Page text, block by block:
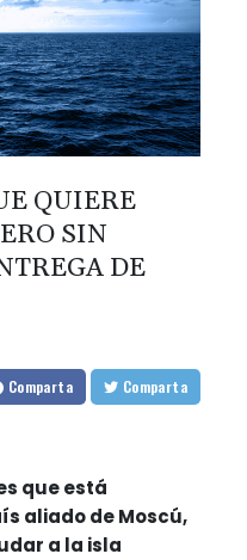
QUIERE
SIN
DE
Comparta Comparta
que está
aliado de Moscú,
a la isla